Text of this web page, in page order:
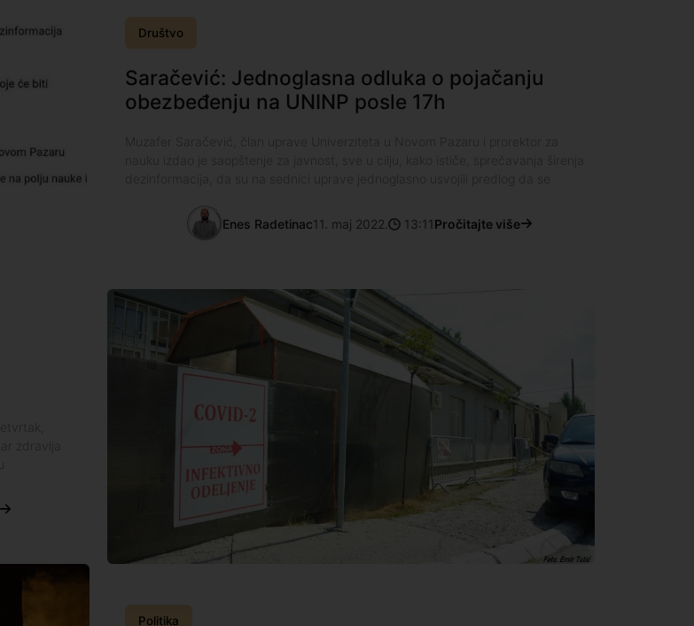
Društvo
Saračević: Jednoglasna odluka o pojačanju
obezbeđenju na UNINP posle 17h
Enes Radetinac11. maj 2022. 13:11 Pročitajte više
Politika